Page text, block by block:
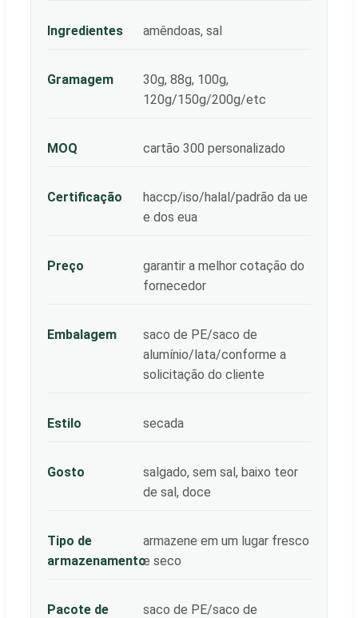
Ingredientes amêndoas, sal
Gramagem
30g, 88g, 100g,
120g/150g/200g/etc
MOQ cartão 300 personalizado
Certificação
haccp/iso/halal/padrão da ue
e dos eua
Preço
garantir a melhor cotação do
fornecedor
Embalagem
saco de PE/saco de
alumínio/lata/conforme a
solicitação do cliente
Estilo secada
Gosto
salgado, sem sal, baixo teor
de sal, doce
Tipo de
armazenamento
armazene em um lugar fresco
e seco
Pacote de
saco de PE/saco de